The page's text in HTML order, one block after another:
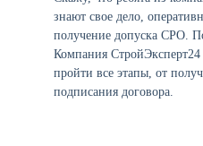
знают свое дело,
получение допуска СРО.
Компания СтройЭксперт24
пройти все этапы, от
подписания договора.